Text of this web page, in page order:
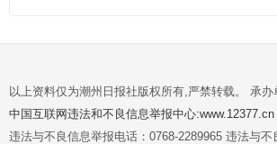
以上资料仅为潮州日报社版权所有,严禁转载。 承
中国互联网违法和不良信息举报中心:www.12377.cn
违法与不良信息举报电话：0768-2289965 违法与